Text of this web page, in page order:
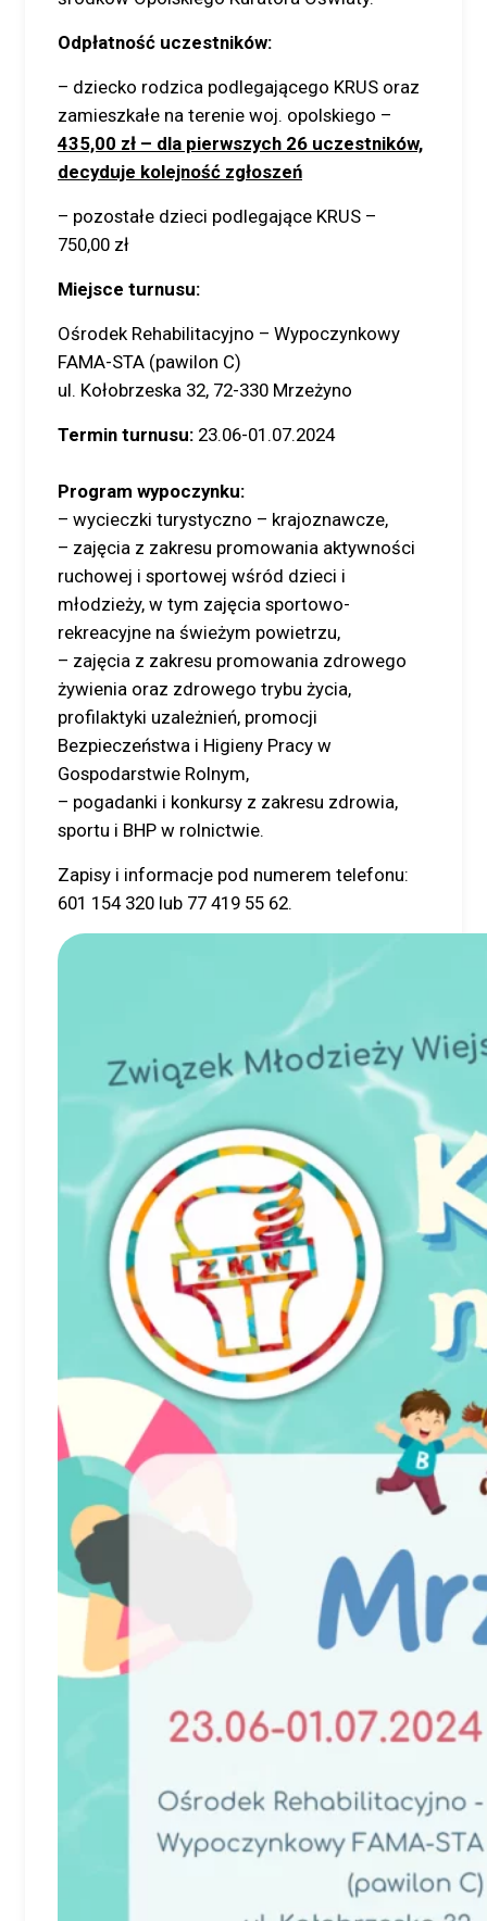
Odpłatność uczestników:
– dziecko rodzica podlegającego KRUS oraz
zamieszkałe na terenie woj. opolskiego –
435,00 zł – dla pierwszych 26 uczestników,
decyduje kolejność zgłoszeń
– pozostałe dzieci podlegające KRUS –
750,00 zł
Miejsce turnusu:
Ośrodek Rehabilitacyjno – Wypoczynkowy
FAMA-STA (pawilon C)
ul. Kołobrzeska 32, 72-330 Mrzeżyno
Termin turnusu: 23.06-01.07.2024
Program wypoczynku:
– wycieczki turystyczno – krajoznawcze,
– zajęcia z zakresu promowania aktywności
ruchowej i sportowej wśród dzieci i
młodzieży, w tym zajęcia sportowo-
rekreacyjne na świeżym powietrzu,
– zajęcia z zakresu promowania zdrowego
żywienia oraz zdrowego trybu życia,
profilaktyki uzależnień, promocji
Bezpieczeństwa i Higieny Pracy w
Gospodarstwie Rolnym,
– pogadanki i konkursy z zakresu zdrowia,
sportu i BHP w rolnictwie.
Zapisy i informacje pod numerem telefonu:
601 154 320 lub 77 419 55 62.